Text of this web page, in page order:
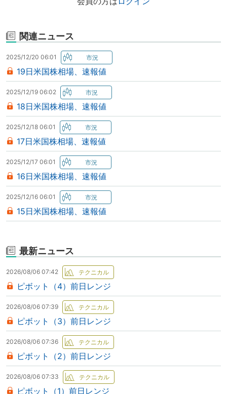
関連ニュース
2025/12/20 06:01
19日米国株相場、速報値
2025/12/19 06:02
18日米国株相場、速報値
2025/12/18 06:01
17日米国株相場、速報値
2025/12/17 06:01
16日米国株相場、速報値
2025/12/16 06:01
15日米国株相場、速報値
最新ニュース
2026/08/06 07:42
ピボット（4）前日レンジ
2026/08/06 07:39
ピボット（3）前日レンジ
2026/08/06 07:36
ピボット（2）前日レンジ
2026/08/06 07:33
ピボット（1）前日レンジ